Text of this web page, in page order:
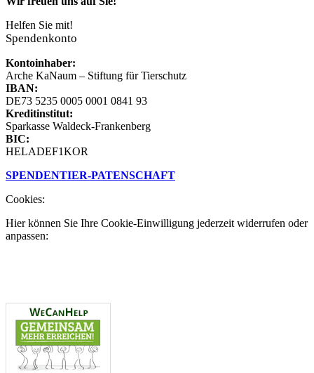
Helfen Sie mit!
Spendenkonto
Kontoinhaber:
Arche KaNaum – Stiftung für Tierschutz
IBAN:
DE73 5235 0005 0001 0841 93
Kreditinstitut:
Sparkasse Waldeck-Frankenberg
BIC:
HELADEF1KOR
SPENDENTIER-PATENSCHAFT
Cookies:
Hier können Sie Ihre Cookie-Einwilligung jederzeit widerrufen oder
anpassen: